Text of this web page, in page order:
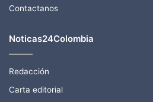
Contactanos
Noticas24Colombia
Redacción
Carta editorial